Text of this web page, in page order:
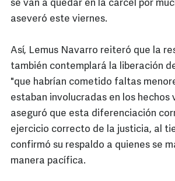
se van a quedar en la cárcel por
aseveró este viernes.
Así, Lemus Navarro reiteró que la
también contemplará la liberación
"que habrían cometido faltas
estaban involucradas en los hechos
aseguró que esta diferenciación
ejercicio correcto de la justicia, al
confirmó su respaldo a quienes se
manera pacífica.